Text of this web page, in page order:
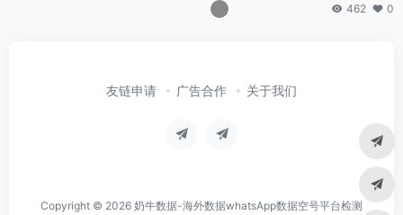
462 0
友链申请 广告合作 关于我们
Copyright © 2026 奶牛数据-海外数据whatsApp数据空号平台检测